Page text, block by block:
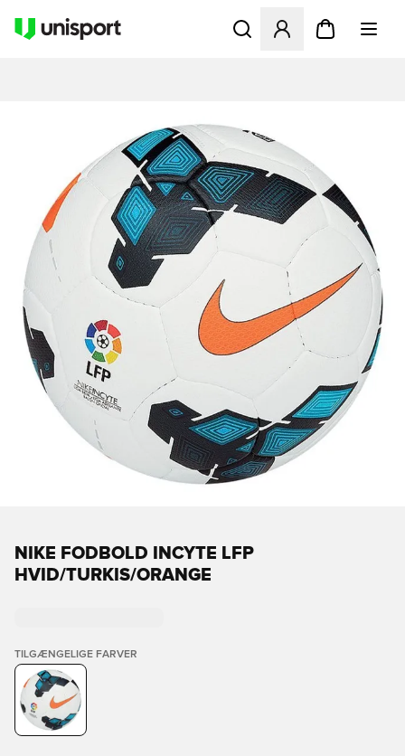
Åbner en Modal til at
NIKE FODBOLD INCYTE LFP
HVID/TURKIS/ORANGE
TILGÆNGELIGE FARVER